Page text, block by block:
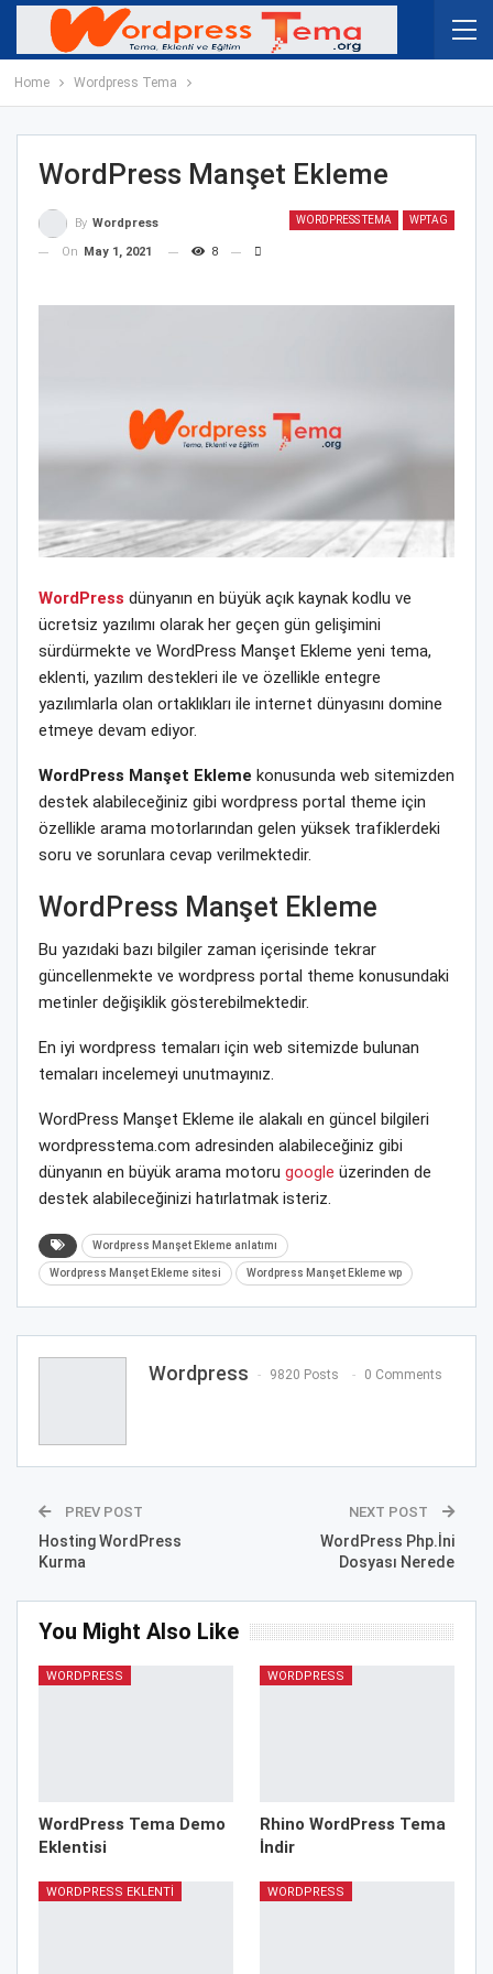
Home Wordpress Tema
WordPress Manşet Ekleme
WORDPRESS TEMA WPTAG
By Wordpress
On
May 1, 2021 8
WordPress dünyanın en büyük açık kaynak kodlu ve
ücretsiz yazılımı olarak her geçen gün gelişimini
sürdürmekte ve WordPress Manşet Ekleme yeni tema,
eklenti, yazılım destekleri ile ve özellikle entegre
yazılımlarla olan ortaklıkları ile internet dünyasını domine
etmeye devam ediyor.
WordPress Manşet Ekleme konusunda web sitemizden
destek alabileceğiniz gibi wordpress portal theme için
özellikle arama motorlarından gelen yüksek trafiklerdeki
soru ve sorunlara cevap verilmektedir.
WordPress Manşet Ekleme
Bu yazıdaki bazı bilgiler zaman içerisinde tekrar
güncellenmekte ve wordpress portal theme konusundaki
metinler değişiklik gösterebilmektedir.
En iyi wordpress temaları için web sitemizde bulunan
temaları incelemeyi unutmayınız.
WordPress Manşet Ekleme ile alakalı en güncel bilgileri
wordpresstema.com adresinden alabileceğiniz gibi
dünyanın en büyük arama motoru google üzerinden de
destek alabileceğinizi hatırlatmak isteriz.
Wordpress Manşet Ekleme anlatımı
Wordpress Manşet Ekleme sitesi Wordpress Manşet Ekleme wp
Wordpress 9820 Posts 0 Comments
PREV POST
Hosting WordPress
Kurma
NEXT POST
WordPress Php.İni
Dosyası Nerede
You Might Also Like
WORDPRESS
WordPress Tema Demo
Eklentisi
WORDPRESS
Rhino WordPress Tema
İndir
WORDPRESS EKLENTI WORDPRESS